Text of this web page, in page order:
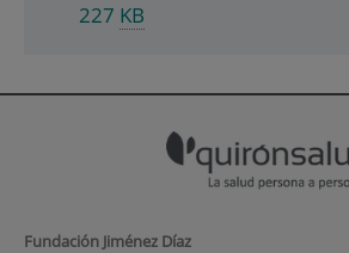
227 KB
Fundación Jiménez Díaz